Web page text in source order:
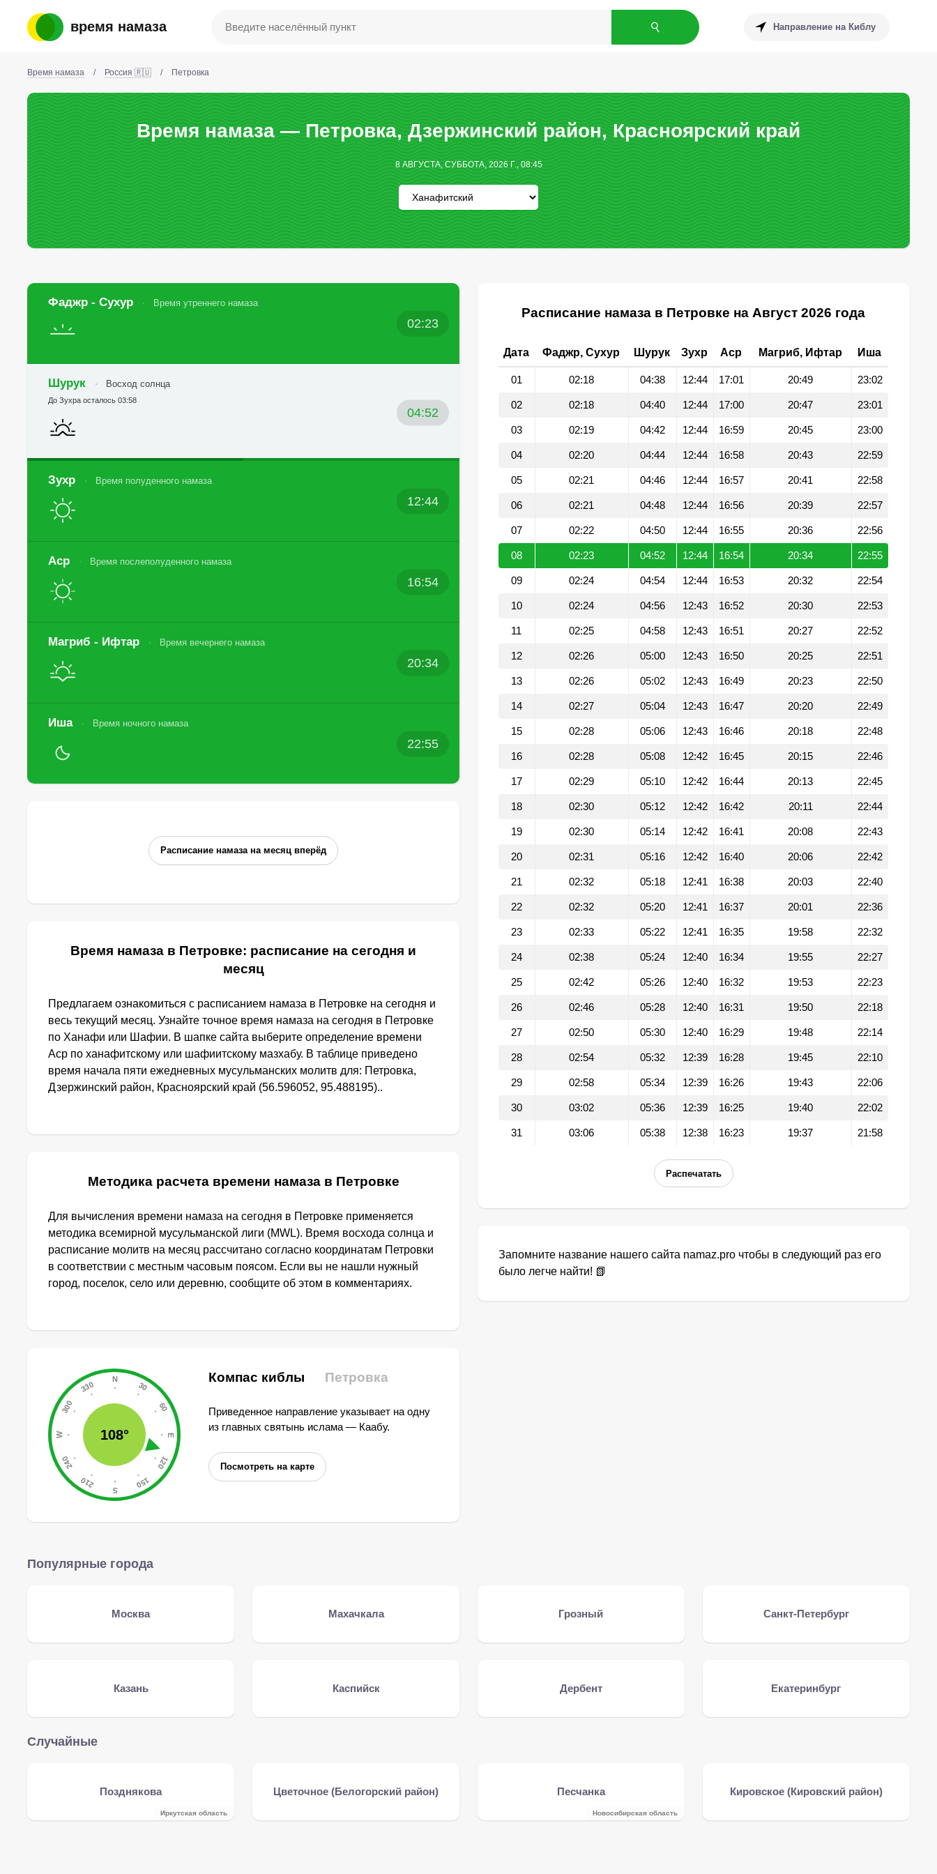
время намаза Направление на Киблу
Время намаза / Россия 🇷🇺 / Петровка
Время намаза — Петровка, Дзержинский район, Красноярский край
8 АВГУСТА, СУББОТА, 2026 Г., 08:45
Фаджр - Сухур Время утреннего намаза
02:23
Шурук Восход солнца
04:52
До Зухра осталось 03:58
Зухр Время полуденного намаза
12:44
Аср Время послеполуденного намаза
16:54
Магриб - Ифтар Время вечернего намаза
20:34
Иша Время ночного намаза
22:55
Расписание намаза на месяц вперёд
Время намаза в Петровке: расписание на сегодня и
месяц
Предлагаем ознакомиться с расписанием намаза в Петровке на сегодня и
весь текущий месяц. Узнайте точное время намаза на сегодня в Петровке
по Ханафи или Шафии. В шапке сайта выберите определение времени
Аср по ханафитскому или шафиитскому мазхабу. В таблице приведено
время начала пяти ежедневных мусульманских молитв для: Петровка,
Дзержинский район, Красноярский край (56.596052, 95.488195)..
Методика расчета времени намаза в Петровке
Для вычисления времени намаза на сегодня в Петровке применяется
методика всемирной мусульманской лиги (MWL). Время восхода солнца и
расписание молитв на месяц рассчитано согласно координатам Петровки
в соответствии с местным часовым поясом. Если вы не нашли нужный
город, поселок, село или деревню, сообщите об этом в комментариях.
108°
Компас киблы Петровка
Приведенное направление указывает на одну
из главных святынь ислама — Каабу.
Посмотреть на карте
Расписание намаза в Петровке на Август 2026 года
Дата Фаджр, Сухур Шурук Зухр Аср Магриб, Ифтар Иша
01 02:18 04:38 12:44 17:01 20:49 23:02
02 02:18 04:40 12:44 17:00 20:47 23:01
03 02:19 04:42 12:44 16:59 20:45 23:00
04 02:20 04:44 12:44 16:58 20:43 22:59
05 02:21 04:46 12:44 16:57 20:41 22:58
06 02:21 04:48 12:44 16:56 20:39 22:57
07 02:22 04:50 12:44 16:55 20:36 22:56
08 02:23 04:52 12:44 16:54 20:34 22:55
09 02:24 04:54 12:44 16:53 20:32 22:54
10 02:24 04:56 12:43 16:52 20:30 22:53
11 02:25 04:58 12:43 16:51 20:27 22:52
12 02:26 05:00 12:43 16:50 20:25 22:51
13 02:26 05:02 12:43 16:49 20:23 22:50
14 02:27 05:04 12:43 16:47 20:20 22:49
15 02:28 05:06 12:43 16:46 20:18 22:48
16 02:28 05:08 12:42 16:45 20:15 22:46
17 02:29 05:10 12:42 16:44 20:13 22:45
18 02:30 05:12 12:42 16:42 20:11 22:44
19 02:30 05:14 12:42 16:41 20:08 22:43
20 02:31 05:16 12:42 16:40 20:06 22:42
21 02:32 05:18 12:41 16:38 20:03 22:40
22 02:32 05:20 12:41 16:37 20:01 22:36
23 02:33 05:22 12:41 16:35 19:58 22:32
24 02:38 05:24 12:40 16:34 19:55 22:27
25 02:42 05:26 12:40 16:32 19:53 22:23
26 02:46 05:28 12:40 16:31 19:50 22:18
27 02:50 05:30 12:40 16:29 19:48 22:14
28 02:54 05:32 12:39 16:28 19:45 22:10
29 02:58 05:34 12:39 16:26 19:43 22:06
30 03:02 05:36 12:39 16:25 19:40 22:02
31 03:06 05:38 12:38 16:23 19:37 21:58
Распечатать
Запомните название нашего сайта namaz.pro чтобы в следующий раз его
было легче найти! 📗
Популярные города
Москва Махачкала Грозный Санкт-Петербург
Казань Каспийск Дербент Екатеринбург
Случайные
Позднякова
Иркутская область
Цветочное (Белогорский район) Песчанка
Новосибирская область
Кировское (Кировский район)